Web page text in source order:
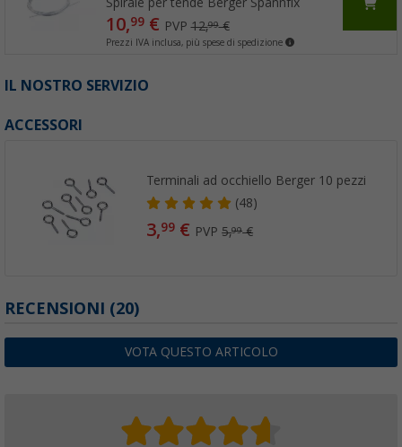
10,99€ PVP12,99€
Prezzi IVA inclusa, più spese di spedizione
IL NOSTRO SERVIZIO
ACCESSORI
Terminali ad occhiello Berger 10 pezzi
(48)
3,99 € PVP5,99€
RECENSIONI (20)
VOTA QUESTO ARTICOLO